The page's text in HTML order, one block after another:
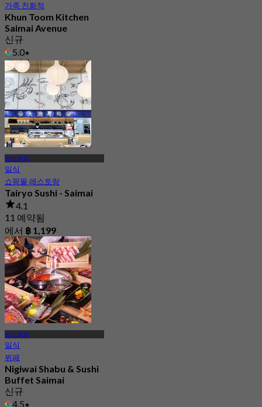
가족 친화적
Khun Toom Kitchen
Saimai Avenue
신규
5.0
에서฿ 295
사이 마이
일식
쇼핑몰 레스토랑
Tairyo Sushi - Saimai
4.1
11 예약됨
에서 ฿ 1,199
사이 마이
일식
뷔페
Nigiwai Shabu & Sushi
Buffet Saimai
신규
4.5